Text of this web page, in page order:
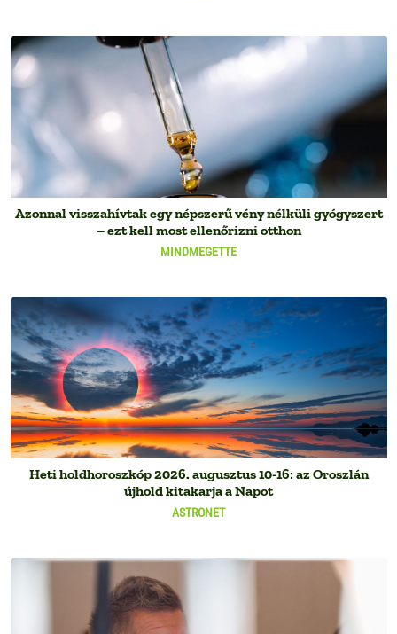
MINDMEGETTE
Azonnal visszahívtak egy népszerű vény nélküli gyógyszert
– ezt kell most ellenőrizni otthon
ASTRONET
Heti holdhoroszkóp 2026. augusztus 10-16: az Oroszlán
újhold kitakarja a Napot